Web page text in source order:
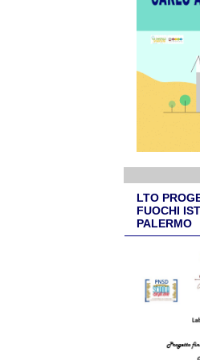
LTO
FUOCHI
PALERMO